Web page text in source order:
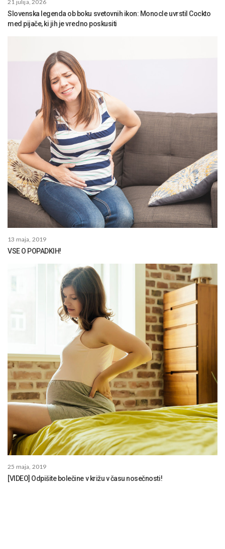
21 julija, 2026
Slovenska legenda ob boku svetovnih ikon: Monocle uvrstil Cockto
med pijače, ki jih je vredno poskusiti
13 maja, 2019
VSE O POPADKIH!
25 maja, 2019
[VIDEO] Odpišite bolečine v križu v času nosečnosti!